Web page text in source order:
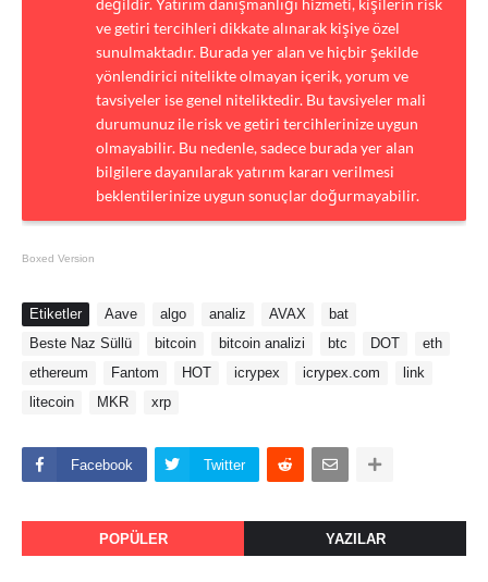
ve getiri tercihleri dikkate alınarak kişiye özel
sunulmaktadır. Burada yer alan ve hiçbir şekilde
yönlendirici nitelikte olmayan içerik, yorum ve
tavsiyeler ise genel niteliktedir. Bu tavsiyeler mali
durumunuz ile risk ve getiri tercihlerinize uygun
olmayabilir. Bu nedenle, sadece burada yer alan
bilgilere dayanılarak yatırım kararı verilmesi
beklentilerinize uygun sonuçlar doğurmayabilir.
Boxed Version
Etiketler Aave algo analiz AVAX
bat
Beste Naz Süllü
bitcoin bitcoin analizi btc DOT
eth
ethereum
Fantom HOT icrypex icrypex.com
link
litecoin
MKR xrp
Facebook Twitter
POPÜLER YAZILAR